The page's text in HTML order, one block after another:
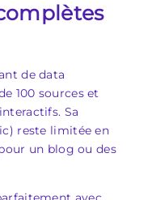
de data
100 sources et
Sa
reste limitée en
un blog ou des